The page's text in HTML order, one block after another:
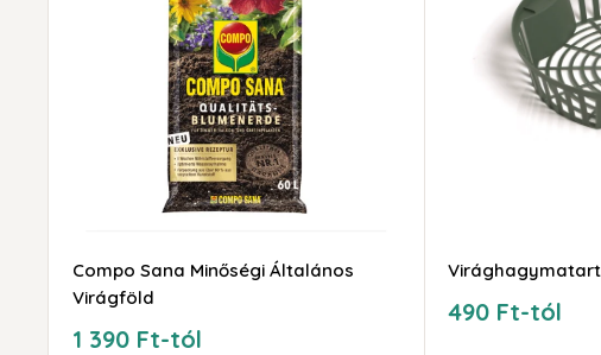
Compo Sana Minőségi Általános
Virágföld
Akciós
1 390 Ft-tól
Akciós
490 Ft-tól